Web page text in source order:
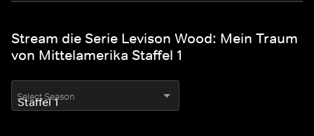
Stream die Serie Levison Wood: Mein Traum
von Mittelamerika Staffel 1
Select Season